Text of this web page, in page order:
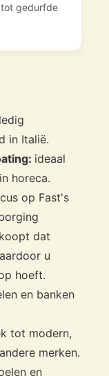
gedurfde
in Italië.
ideaal
horeca.
op Fast's
dat
u
hoeft.
en banken
tot modern,
merken.
en